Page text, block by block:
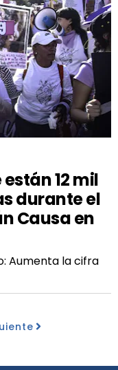
12 mil
durante el
Causa en
Aumenta la cifra